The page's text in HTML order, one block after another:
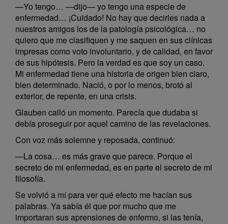
—Yo tengo… —dijo— yo tengo una especie de
enfermedad… ¡Cuidado! No hay que decirles nada a
nuestros amigos los de la patología psicológica… no
quiero que me clasifiquen y me saquen en sus clínicas
impresas como voto involuntario, y de calidad, en favor
de sus hipótesis. Pero la verdad es que soy un caso.
Mi enfermedad tiene una historia de origen bien claro,
bien determinado. Nació, o por lo menos, brotó al
exterior, de repente, en una crisis.
Glauben calló un momento. Parecía que dudaba si
debía proseguir por aquel camino de las revelaciones.
Con voz más solemne y reposada, continuó:
—La cosa… es más grave que parece. Porque el
secreto de mi enfermedad, es en parte el secreto de mi
filosofía.
Se volvió a mí para ver qué efecto me hacían sus
palabras. Ya sabía él que por mucho que me
importaran sus aprensiones de enfermo, si las tenía,